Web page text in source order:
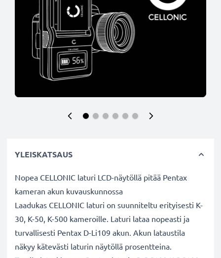
YLEISKATSAUS
Nopea CELLONIC laturi LCD-näytöllä pitää Pentax
kameran akun kuvauskunnossa
Laadukas CELLONIC laturi on suunniteltu erityisesti K-
30, K-50, K-500 kameroille. Laturi lataa nopeasti ja
turvallisesti Pentax D-Li109 akun. Akun lataustila
näkyy kätevästi laturin näytöllä prosentteina.